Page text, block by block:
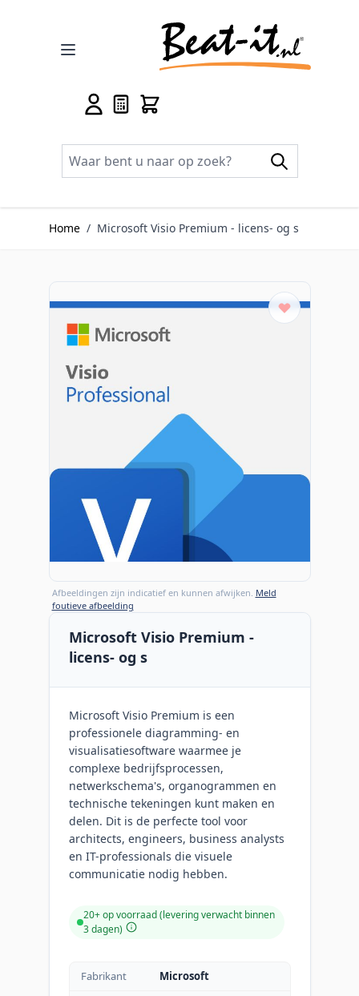
Home / Microsoft Visio Premium - licens- og s
Afbeeldingen zijn indicatief en kunnen afwijken. Meld
foutieve afbeelding
Microsoft Visio Premium -
licens- og s
Microsoft Visio Premium is een
professionele diagramming- en
visualisatiesoftware waarmee je
complexe bedrijfsprocessen,
netwerkschema's, organogrammen en
technische tekeningen kunt maken en
delen. Dit is de perfecte tool voor
architects, engineers, business analysts
en IT-professionals die visuele
communicatie nodig hebben.
20+ op voorraad (levering verwacht binnen
3 dagen)
Fabrikant
Microsoft